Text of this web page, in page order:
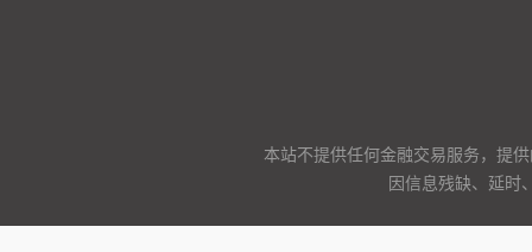
本站不提供任何金融交易服务，提
因信息残缺、延时